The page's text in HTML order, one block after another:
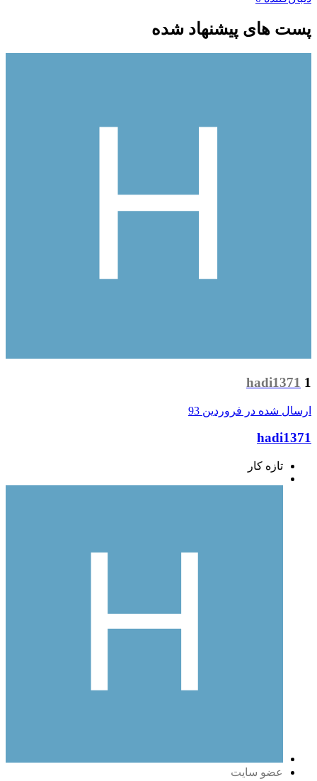
پست های پیشنهاد شده
hadi1371 1
ارسال شده در فروردین 93
hadi1371
تازه کار
عضو سایت